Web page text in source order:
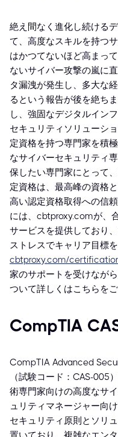
絶え間なく進化し続ける
て、高度なスキルを持つ
はかつてないほど高まっ
ないサイバー攻撃の嵐に
タ漏洩が発生し、多大な
るという報告が後を絶ち
し、強固なデジタルイン
セキュリティソリューシ
定資格を持つ専門家を積
なサイバーセキュリティ
保したい専門家にとって
定資格は、最高峰の資格
高い認定資格取得への信
には、cbtproxy.comが、
サービスを提供しており
ストレスでキャリア目標
cbtproxy.com/
家のサポートを受けなが
ついて詳しくはこちらをご
CompTIA
CompTIA Advanced
（試験コード：CAS-005
術専門家向けの高度なサ
ュリティマネージャー向
セキュリティ原則とソリ